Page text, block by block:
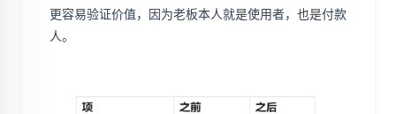
更容易验证价值，因为老板本人就是使用者，也是付款
人。